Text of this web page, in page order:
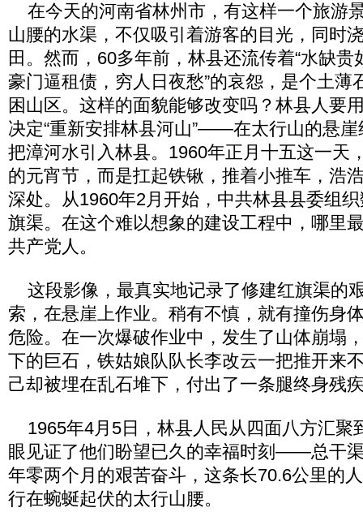
在今天的河南省林州市，有这样一个旅游
山腰的水渠，不仅吸引着游客的目光，同时
田。然而，60多年前，林县还流传着“水缺
豪门逼租债，穷人日夜愁”的哀怨，是个土薄
困山区。这样的面貌能够改变吗？林县人要
决定“重新安排林县河山”——在太行山的悬
把漳河水引入林县。1960年正月十五这一天
的元宵节，而是扛起铁锹，推着小推车，浩
深处。从1960年2月开始，中共林县县委组
旗渠。在这个难以想象的建设工程中，哪里
共产党人。
这段影像，最真实地记录了修建红旗渠的
索，在悬崖上作业。稍有不慎，就有撞伤身
危险。在一次爆破作业中，发生了山体崩塌
下的巨石，铁姑娘队队长李改云一把推开来
己却被埋在乱石堆下，付出了一条腿终身残
1965年4月5日，林县人民从四面八方汇聚
眼见证了他们盼望已久的幸福时刻——总干
年零两个月的艰苦奋斗，这条长70.6公里的
行在蜿蜒起伏的太行山腰。